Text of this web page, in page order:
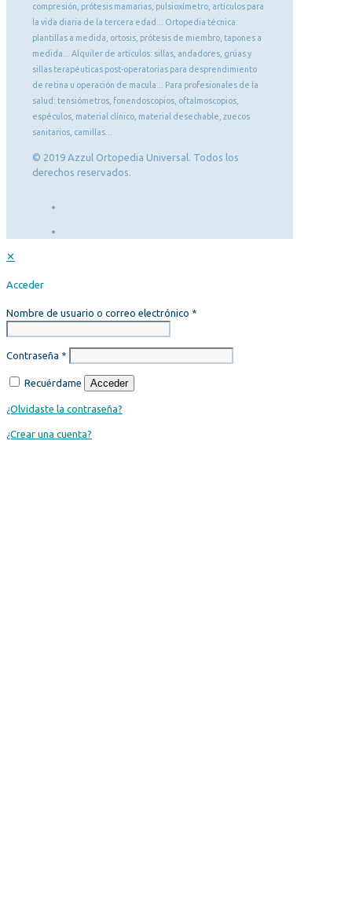
compresión, prótesis mamarias, pulsioxímetro, artículos para
la vida diaria de la tercera edad... Ortopedia técnica:
plantillas a medida, ortosis, prótesis de miembro, tapones a
medida... Alquiler de artículos: sillas, andadores, grúas y
sillas terapéuticas post-operatorias para desprendimiento
de retina u operación de macula... Para profesionales de la
salud: tensiómetros, fonendoscopios, oftalmoscopios,
espéculos, material clínico, material desechable, zuecos
sanitarios, camillas...
© 2019 Azzul Ortopedia Universal. Todos los
derechos reservados.
✕
Acceder
Nombre de usuario o correo electrónico *
Contraseña *
Recuérdame Acceder
¿Olvidaste la contraseña?
¿Crear una cuenta?